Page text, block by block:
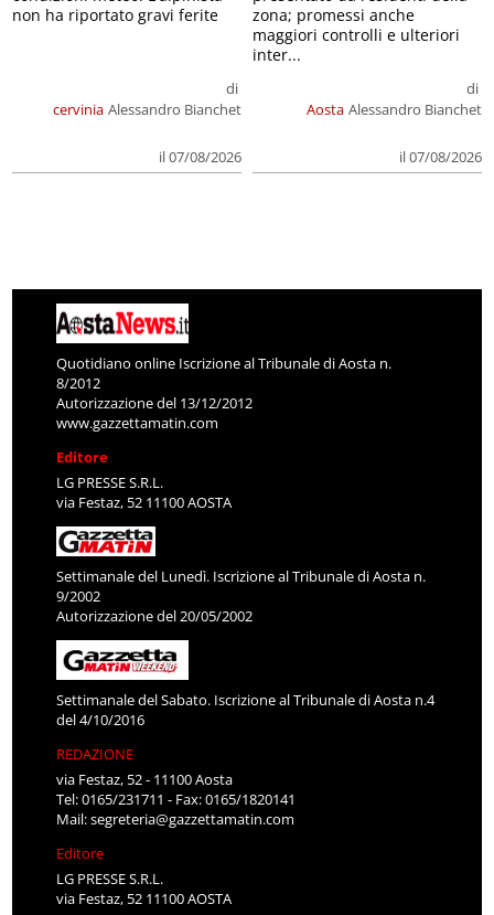
cervinia
di
Alessandro Bianchet
il 07/08/2026
non ha riportato gravi ferite
Aosta
di
Alessandro Bianchet
il 07/08/2026
zona; promessi anche
maggiori controlli e ulteriori
inter...
Quotidiano online Iscrizione al Tribunale di Aosta n.
8/2012
Autorizzazione del 13/12/2012
www.gazzettamatin.com
Editore
LG PRESSE S.R.L.
via Festaz, 52 11100 AOSTA
Settimanale del Lunedì. Iscrizione al Tribunale di Aosta n.
9/2002
Autorizzazione del 20/05/2002
Settimanale del Sabato. Iscrizione al Tribunale di Aosta n.4
del 4/10/2016
REDAZIONE
via Festaz, 52 - 11100 Aosta
Tel: 0165/231711 - Fax: 0165/1820141
Mail:segreteria@gazzettamatin.com
Editore
LG PRESSE S.R.L.
via Festaz, 52 11100 AOSTA